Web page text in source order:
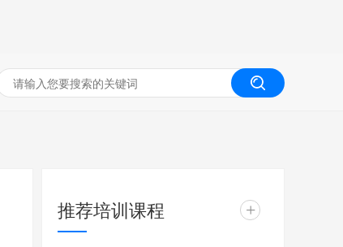
推荐培训课程 +